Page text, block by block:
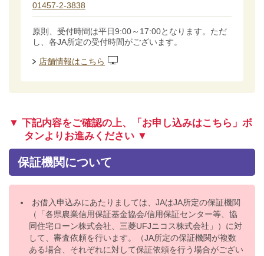
01457-2-3838
原則、受付時間は平日9:00～17:00となります。ただ
し、各JA所定の受付時間がございます。
店舗情報はこちら
▼ 下記内容をご確認の上、「お申し込みはこちら」ボ
タンよりお進みください ▼
保証機関について
お借入申込みにあたりましては、JAはJA所定の保証機関
（「各県農業信用保証基金協会/信用保証センター等、協
同住宅ローン株式会社、三菱UFJニコス株式会社」）に対
して、審査依頼を行います。（JA所定の保証機関が複数
ある場合、それぞれに対して保証依頼を行う場合がござい